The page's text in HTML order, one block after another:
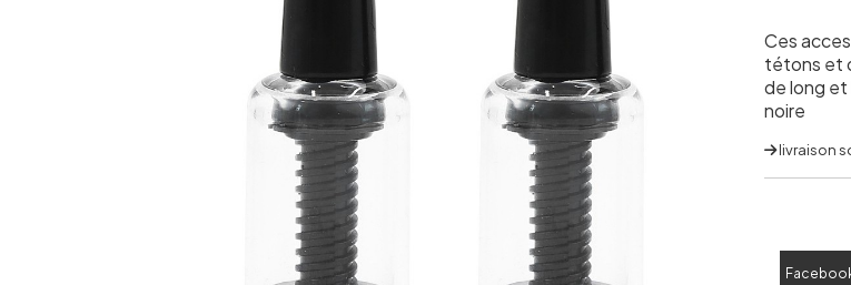
Ces
tétons et
de long et
noire
livraison